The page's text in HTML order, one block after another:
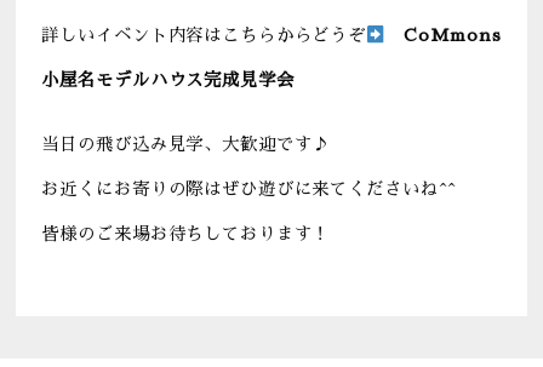
詳しいイベント内容はこちらからどうぞ CoMmons
小屋名モデルハウス完成見学会
当日の飛び込み見学、大歓迎です♪
お近くにお寄りの際はぜひ遊びに来てくださいね^^
皆様のご来場お待ちしております！